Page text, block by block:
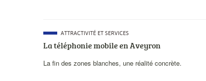
CATÉGORIE
PRINCIPALE
ATTRACTIVITÉ ET SERVICES
La téléphonie mobile en Aveyron
courte
La fin des zones blanches, une réalité concrète.